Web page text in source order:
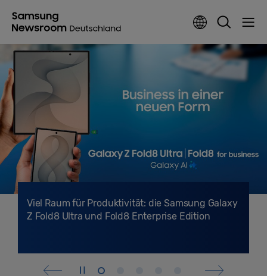
Viel Raum für Produktivität: die Samsung Galaxy
Z Fold8 Ultra und Fold8 Enterprise Edition